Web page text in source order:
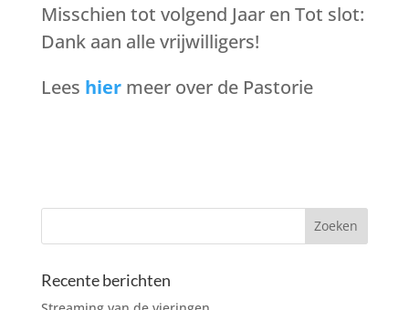
Misschien tot volgend Jaar en Tot slot:
Dank aan alle vrijwilligers!
Lees hiermeer over de Pastorie
Recente berichten